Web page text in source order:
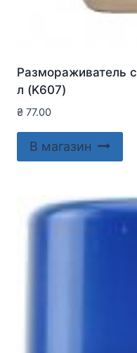
Размораживатель
л (K607)
₴ 77.00
В магазин